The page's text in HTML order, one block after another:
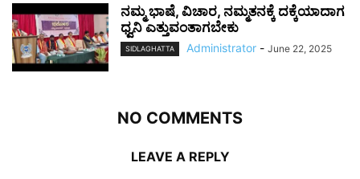
ನಮ್ಮ ಭಾಷೆ, ವಿಚಾರ, ನಮ್ಮತನಕ್ಕೆ ದಕ್ಕೆಯಾದಾಗ
ಧ್ವನಿ ಎತ್ತುವಂತಾಗಬೇಕು
SIDLAGHATTA Administrator - June 22, 2025
NO COMMENTS
LEAVE A REPLY